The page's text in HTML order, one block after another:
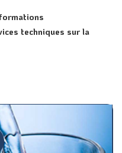
techniques sur la